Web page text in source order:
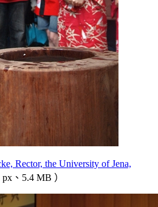
Rector, the University of Jena,
px、5.4 MB ）